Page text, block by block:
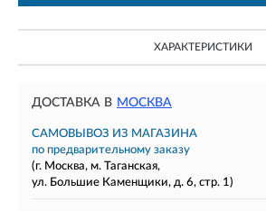
ХАРАКТЕРИСТИКИ
ДОСТАВКА В МОСКВА
САМОВЫВОЗ ИЗ МАГАЗИНА
по предварительному заказу
(г. Москва, м. Таганская,
ул. Большие Каменщики, д. 6, стр. 1)